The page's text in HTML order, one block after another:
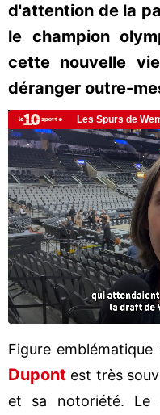
d'attention de la
le champion
cette nouvelle
déranger outre-
Figure
Dupont est très
et sa notoriété. Le